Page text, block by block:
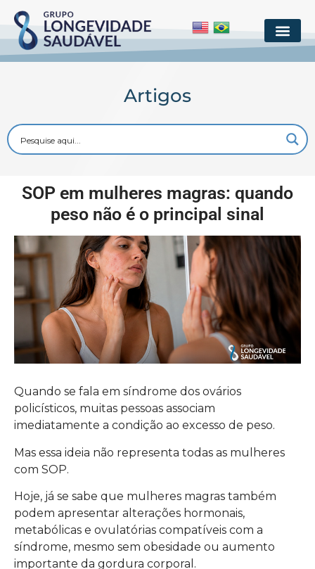
Artigos
SOP em mulheres magras: quando
peso não é o principal sinal
Quando se fala em síndrome dos ovários
policísticos, muitas pessoas associam
imediatamente a condição ao excesso de peso.
Mas essa ideia não representa todas as mulheres
com SOP.
Hoje, já se sabe que mulheres magras também
podem apresentar alterações hormonais,
metabólicas e ovulatórias compatíveis com a
síndrome, mesmo sem obesidade ou aumento
importante da gordura corporal.